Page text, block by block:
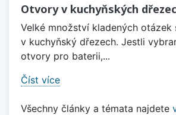
Otvory v kuchyňských
Velké množství kladených
v kuchyňský dřezech. Jestli
otvory pro baterii,...
Číst více
Všechny články a témata najdete